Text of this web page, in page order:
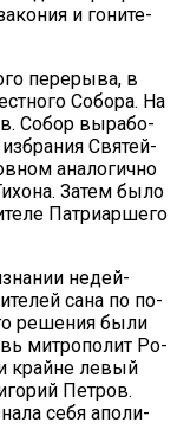
и го­ни­те­
пе­ре­ры­ва, в
Со­бо­ра. На
Со­бор вы­ра­бо­
Свя­тей­
ана­ло­гич­но
За­тем бы­ло
Пат­ри­ар­ше­го
недей­
са­на по по­
ре­ше­ния бы­ли
мит­ро­по­лит Ро­
крайне ле­вый
Пет­ров.
се­бя апо­ли­